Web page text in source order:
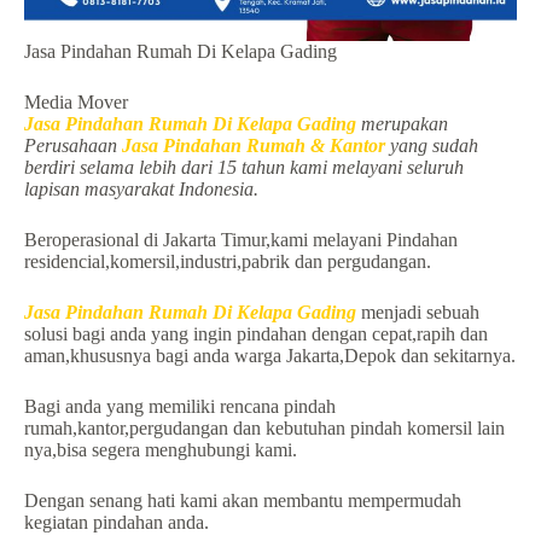
Jasa Pindahan Rumah Di Kelapa Gading
Media Mover
Jasa Pindahan Rumah Di Kelapa Gading merupakan
Perusahaan Jasa Pindahan Rumah & Kantor yang sudah
berdiri selama lebih dari 15 tahun kami melayani seluruh
lapisan masyarakat Indonesia.
Beroperasional di Jakarta Timur,kami melayani Pindahan
residencial,komersil,industri,pabrik dan pergudangan.
Jasa Pindahan Rumah Di Kelapa Gading menjadi sebuah
solusi bagi anda yang ingin pindahan dengan cepat,rapih dan
aman,khususnya bagi anda warga Jakarta,Depok dan sekitarnya.
Bagi anda yang memiliki rencana pindah
rumah,kantor,pergudangan dan kebutuhan pindah komersil lain
nya,bisa segera menghubungi kami.
Dengan senang hati kami akan membantu mempermudah
kegiatan pindahan anda.